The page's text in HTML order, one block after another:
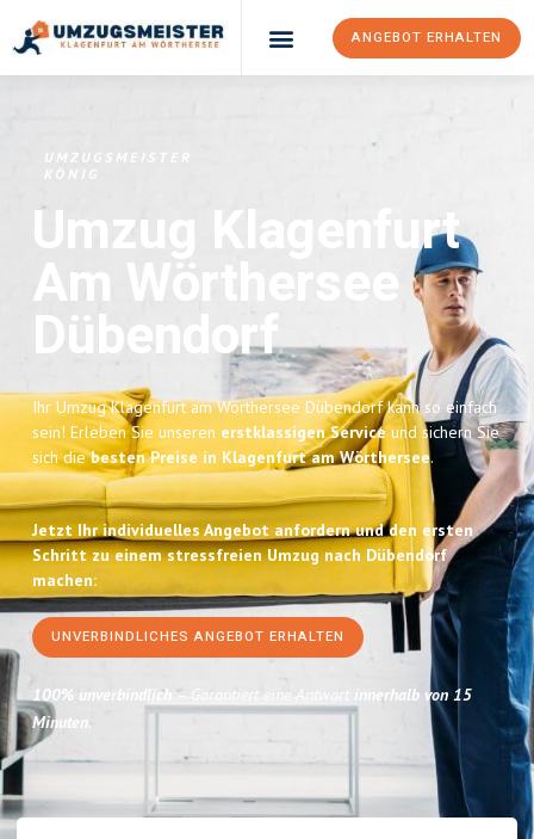
ANGEBOT ERHALTEN
UMZUGSMEISTER
KÖNIG
Umzug Klagenfurt
Am Wörthersee
Dübendorf
Ihr Umzug Klagenfurt am Wörthersee Dübendorf kann so einfach
sein! Erleben Sie unseren erstklassigen Service und sichern Sie
sich diebesten Preise in Klagenfurt am Wörthersee.
Jetzt Ihr individuelles Angebot anfordern und den ersten
Schritt zu einem stressfreien Umzug nach Dübendorf
machen:
UNVERBINDLICHES ANGEBOT ERHALTEN
100% unverbindlich – Garantiert eine Antwort
innerhalb von 15
Minuten.